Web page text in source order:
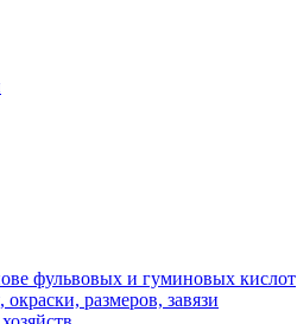
фульвовых и гуминовых кислот
размеров, завязи